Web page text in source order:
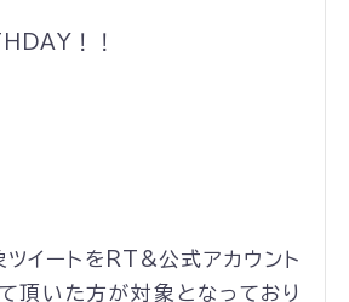
！！
イートをRT&公式アカウント
頂いた方が対象となっており